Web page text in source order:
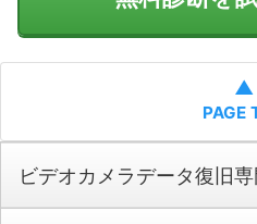
▲
PAGE
ビデオカメラデータ復旧